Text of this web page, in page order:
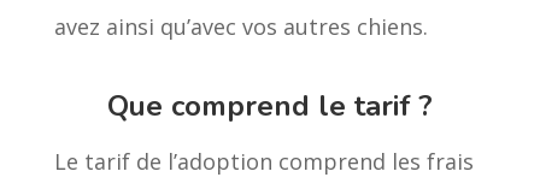
avez ainsi qu’avec vos autres chiens.
Que comprend le tarif ?
Le tarif de l’adoption comprend les frais